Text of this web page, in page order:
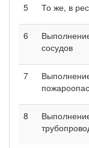
5 То же, в
6
сосудов
7
8